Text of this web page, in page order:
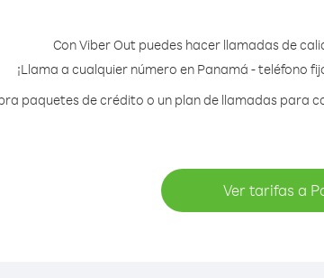
Con Viber Out puedes hacer llamadas de
¡Llama a cualquier número en Panamá - teléfono
paquetes de crédito o un plan de llamadas para
Ver tarifas a